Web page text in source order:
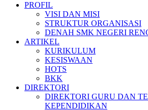
PROFIL
VISI DAN MISI
STRUKTUR ORGANISASI
DENAH SMK NEGERI
ARTIKEL
KURIKULUM
KESISWAAN
HOTS
BKK
DIREKTORI
DIREKTORI GURU DAN
KEPENDIDIKAN